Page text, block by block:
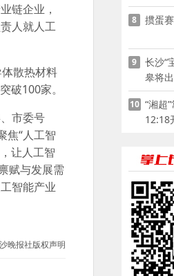
链企业，
人就人工
散热材料
破100家。
市委号
焦“人工智
让人工智
赋与发展需
智能产业
晚报社版权声明
8 掼蛋
9
长沙“
皋将
奖典
10 “湘超
12:18